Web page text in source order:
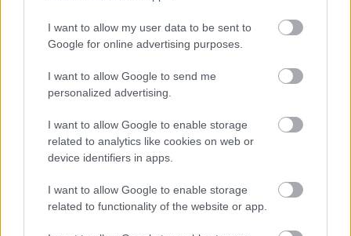
I want to allow my user data to be sent to
Google for online advertising purposes.
I want to allow Google to send me
personalized advertising.
I want to allow Google to enable storage
related to analytics like cookies on web or
device identifiers in apps.
I want to allow Google to enable storage
related to functionality of the website or app.
előrébb tartanánk. A behatárolhatatlanság nem
célunk, hanem a munkánk eredménye, ami
hatalmas szabadságot tud adni, hiszen pont emiatt
nem is tudnak megfogni minket.